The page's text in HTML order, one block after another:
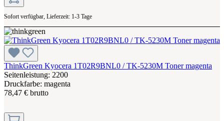
Sofort verfügbar, Lieferzeit: 1-3 Tage
ThinkGreen Kyocera 1T02R9BNL0 / TK-5230M Toner magenta
Seitenleistung: 2200
Druckfarbe: magenta
78,47 € brutto